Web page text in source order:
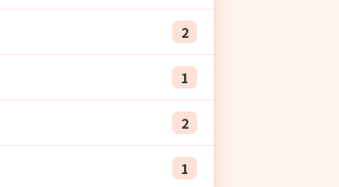
2
1
2
1